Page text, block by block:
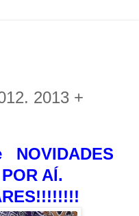
2013 +
NOVIDADES
AÍ.